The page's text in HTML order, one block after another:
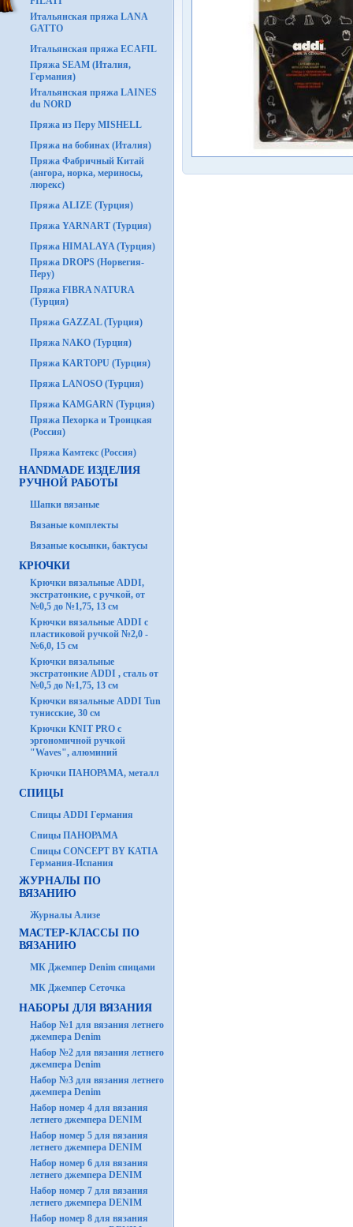
Итальянская пряжа LANA
GATTO
Итальянская пряжа ECAFIL
Пряжа SEAM (Италия,
Германия)
Итальянская пряжа LAINES
du NORD
Пряжа из Перу MISHELL
Пряжа на бобинах (Италия)
Пряжа Фабричный Китай
(ангора, норка, мериносы,
люрекс)
Пряжа ALIZE (Турция)
Пряжа YARNART (Турция)
Пряжа HIMALAYA (Турция)
Пряжа DROPS (Норвегия-
Перу)
Пряжа FIBRA NATURA
(Турция)
Пряжа GAZZAL (Турция)
Пряжа NAKO (Турция)
Пряжа KARTOPU (Турция)
Пряжа LANOSO (Турция)
Пряжа KAMGARN (Турция)
Пряжа Пехорка и Троицкая
(Россия)
Пряжа Камтекс (Россия)
HANDMADE ИЗДЕЛИЯ
РУЧНОЙ РАБОТЫ
Шапки вязаные
Вязаные комплекты
Вязаные косынки, бактусы
КРЮЧКИ
Крючки вязальные ADDI,
экстратонкие, с ручкой, от
№0,5 до №1,75, 13 см
Крючки вязальные ADDI с
пластиковой ручкой №2,0 -
№6,0, 15 см
Крючки вязальные
экстратонкие ADDI , сталь от
№0,5 до №1,75, 13 см
Крючки вязальные ADDI Tun
тунисские, 30 см
Крючки KNIT PRO с
эргономичной ручкой
"Waves", алюминий
Крючки ПАНОРАМА, металл
СПИЦЫ
Спицы ADDI Германия
Спицы ПАНОРАМА
Спицы CONCEPT BY KATIA
Германия-Испания
ЖУРНАЛЫ ПО
ВЯЗАНИЮ
Журналы Ализе
МАСТЕР-КЛАССЫ ПО
ВЯЗАНИЮ
МК Джемпер Denim спицами
МК Джемпер Сеточка
НАБОРЫ ДЛЯ ВЯЗАНИЯ
Набор №1 для вязания летнего
джемпера Denim
Набор №2 для вязания летнего
джемпера Denim
Набор №3 для вязания летнего
джемпера Denim
Набор номер 4 для вязания
летнего джемпера DENIM
Набор номер 5 для вязания
летнего джемпера DENIM
Набор номер 6 для вязания
летнего джемпера DENIM
Набор номер 7 для вязания
летнего джемпера DENIM
Набор номер 8 для вязания